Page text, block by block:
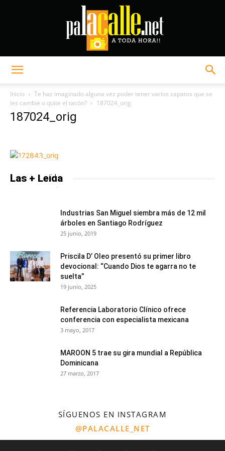
Inicio
Te haz imaginado alguna vez poder tener varios zapatos que se
les cambie o quite el tacón?
187024_orig
187024_orig
Las + Leída
“X-MEN: DARK PHOENIX” FUNCIÓN EXCLUSIVA
DE CARIBBEAN CINEMAS
-
Industrias San Miguel siembra más de 12 mil
árboles en Santiago Rodríguez
25 junio, 2019
Priscila D’ Oleo presentó su primer libro
devocional: “Cuando Dios te agarra no te
suelta”
19 junio, 2025
Referencia Laboratorio Clínico ofrece
conferencia con especialista mexicana
3 mayo, 2017
MAROON 5 trae su gira mundial a República
Dominicana
27 marzo, 2017
SÍGUENOS EN INSTAGRAM
@PALACALLE_NET